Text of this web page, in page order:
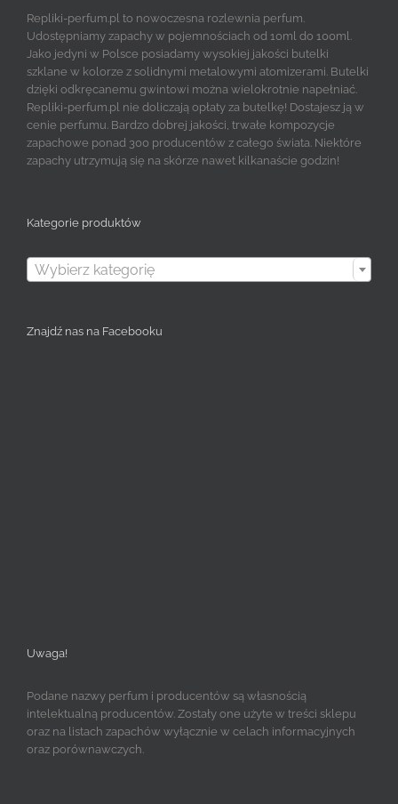
Repliki-perfum.pl to nowoczesna rozlewnia perfum.
Udostępniamy zapachy w pojemnościach od 10ml do 100ml.
Jako jedyni w Polsce posiadamy wysokiej jakości butelki
szklane w kolorze z solidnymi metalowymi atomizerami. Butelki
dzięki odkręcanemu gwintowi można wielokrotnie napełniać.
Repliki-perfum.pl nie doliczają opłaty za butelkę! Dostajesz ją w
cenie perfumu. Bardzo dobrej jakości, trwałe kompozycje
zapachowe ponad 300 producentów z całego świata. Niektóre
zapachy utrzymują się na skórze nawet kilkanaście godzin!
Kategorie produktów
Wybierz kategorię
Znajdź nas na Facebooku
Uwaga!
Podane nazwy perfum i producentów są własnością
intelektualną producentów. Zostały one użyte w treści sklepu
oraz na listach zapachów wyłącznie w celach informacyjnych
oraz porównawczych.